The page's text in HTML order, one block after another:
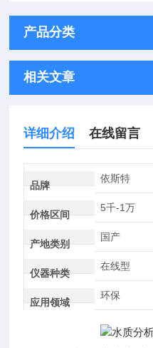
产品分类
相关文章
详细介绍 在线留言
品牌
依斯特
价格区间
5千-1万
产地类别
国产
仪器种类
在线型
应用领域
环保